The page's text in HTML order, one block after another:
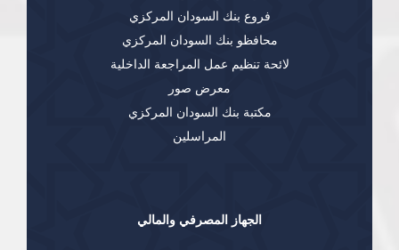
فروع بنك السودان المركزي
محافظو بنك السودان المركزي
لائحة تنظيم عمل المراجعة الداخلية
معرض صور
مكتبة بنك السودان المركزي
المراسلين
الجهاز المصرفي والمالي